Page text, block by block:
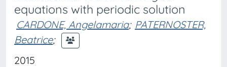
equations with periodic solution
CARDONE, Angelamaria; PATERNOSTER,
Beatrice;
2015